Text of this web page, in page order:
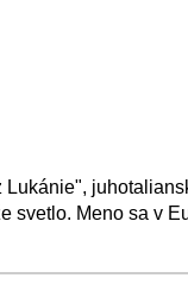
Lukánie",
svetlo. Meno sa v